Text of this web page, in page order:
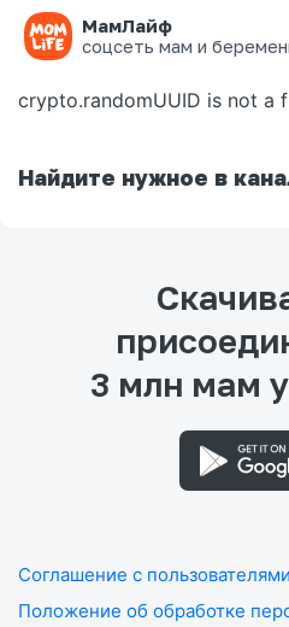
МамЛайф
соцсеть мам и
Ошибка на
crypto.randomUUID is not a
Найдите нужное в
3 млн мам
Соглашение с пользователями
Положение об обработке